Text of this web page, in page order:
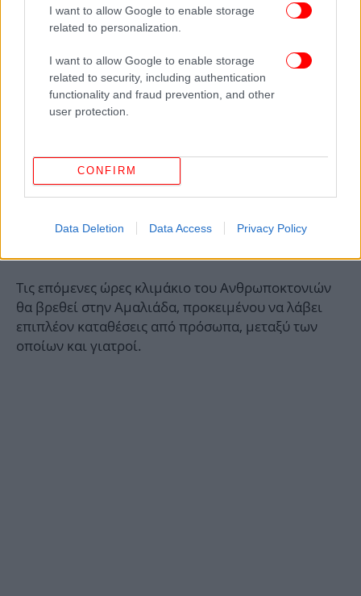
I want to allow Google to enable storage
related to personalization.
I want to allow Google to enable storage
related to security, including authentication
functionality and fraud prevention, and other
user protection.
CONFIRM
Data Deletion Data Access Privacy Policy
δίνουν όσο το δυνατόν περισσότερα στοιχεία
-μεταξύ άλλων- για όσα γνωρίζουν σχετικά με τη
σχέση της Ειρήνης Μουρτζούκου με την Πόπη (τη
μητέρα του Παναγιωτάκη), τον χαρακτήρα της
24χρονης, τα βίαια ξεσπάσματα της και τις σκηνές
ζηλοτυπίας, στοιχεία που καθίστανται ιδιαιτέρως
Μέσα από αυτές τις καταθέσεις, εάν επιβεβαιωθεί
ότι πρόκειται για εγκληματική ενέργεια, φαίνεται
στα αισθήματα ζήλιας που φέρεται να είχε η
Τις επόμενες ώρες κλιμάκιο του Ανθρωποκτονιών
θα βρεθεί στην Αμαλιάδα, προκειμένου να λάβει
επιπλέον καταθέσεις από πρόσωπα, μεταξύ των
οποίων και γιατροί.